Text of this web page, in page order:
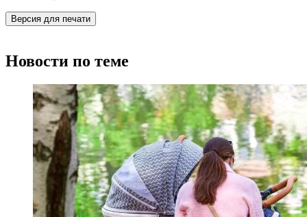
Версия для печати
Новости по теме